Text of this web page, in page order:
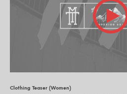
Clothing Teaser (Women)